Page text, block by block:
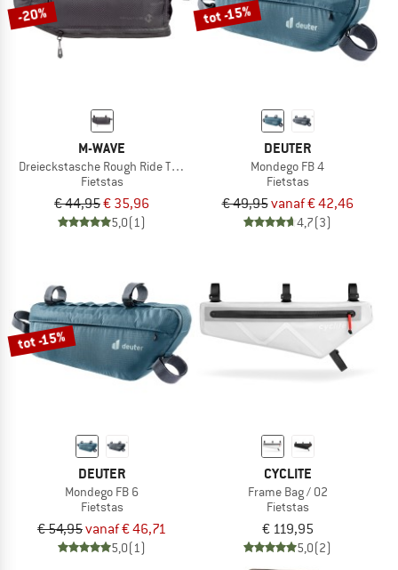
-20%
M-WAVE
Dreieckstasche Rough Ride Triangle Black Series
Fietstas
€ 44,95€ 35,96
5,0(1)
tot -15%
DEUTER
Mondego FB 4
Fietstas
€ 49,95vanaf € 42,46
4,7(3)
tot -15%
DEUTER
Mondego FB 6
Fietstas
€ 54,95vanaf € 46,71
5,0(1)
CYCLITE
Frame Bag / 02
Fietstas
€ 119,95
5,0(2)